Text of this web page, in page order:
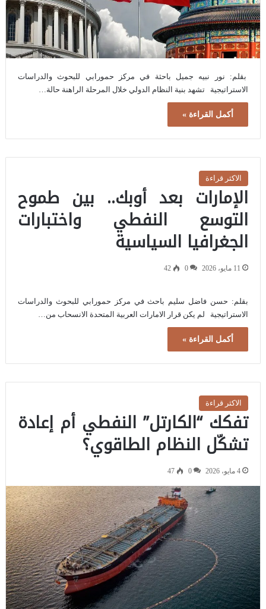
بقلم: نور نبيه جميل باحثة في مركز حمورابي للبحوث والدراسات
الاستراتيجية تشهد بنية النظام الدولي خلال المرحلة الراهنة حالة…
أكمل القراءة »
الاكثر قراءة
الإمارات بعد أوبك.. بين طموح
التوسع النفطي واختبارات
الجغرافيا السياسية
11 مايو، 2026 0
42
بقلم: حسن فاضل سليم باحث في مركز حمورابي للبحوث والدراسات
الاستراتيجية لم يكن قرار الامارات العربية المتحدة الانسحاب من…
أكمل القراءة »
الاكثر قراءة
تفكك “الكارتل” النفطي أم إعادة
تشكّل النظام الطاقوي؟
4 مايو، 2026 0
47